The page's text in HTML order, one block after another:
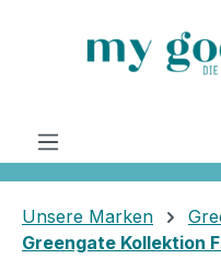
Unsere Marken
Greengate Kollektion